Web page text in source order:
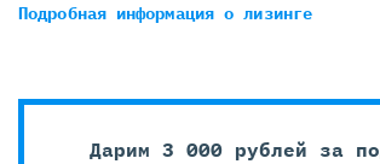
Подробная информацияо лизинге
Дарим 3 000 рублей за